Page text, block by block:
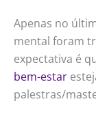
Apenas no
mental foram
expectativa é
bem-estar
palestras/